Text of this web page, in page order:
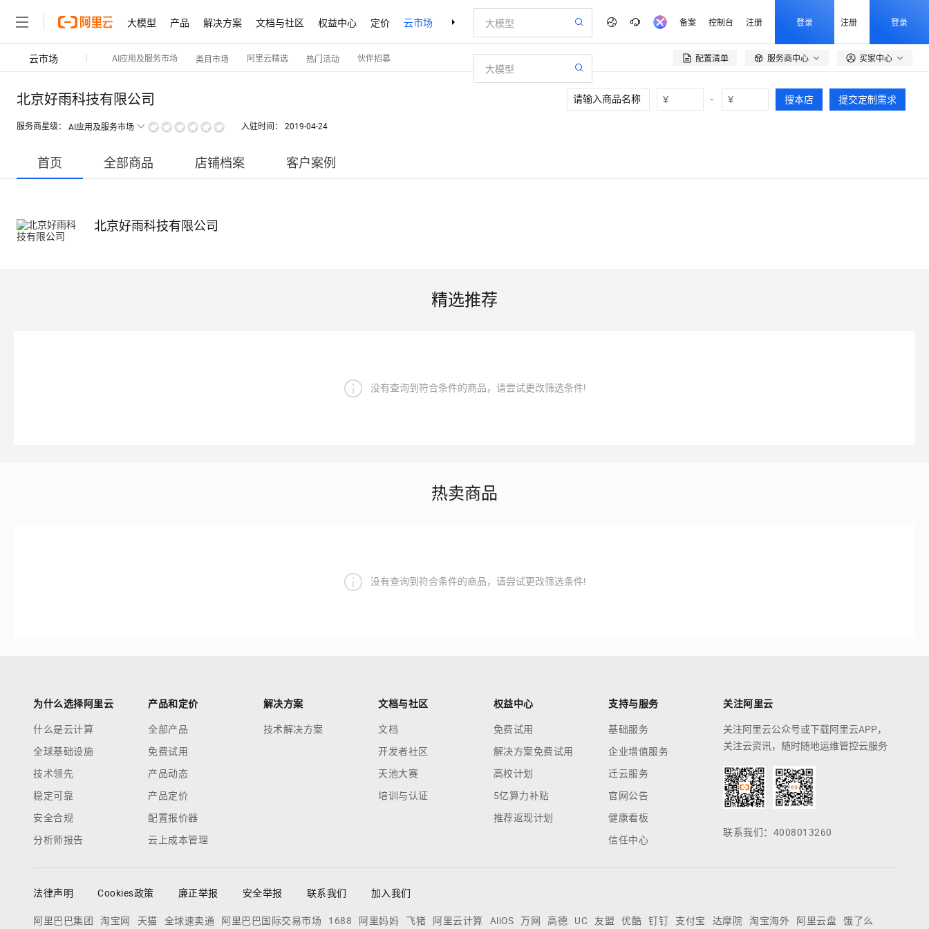
大模型 产品 解决方案 文档与社区 权益中心 定价 云市场 合作伙伴 支持与服务 了解阿里云 备案 控制台 注册 登录 注册 登录
云市场 AI应用及服务市场 类目市场 阿里云精选 热门活动 伙伴招募 配置清单  服务商中心 买家中心
北京好雨科技有限公司
服务商星级： AI应用及服务市场 入驻时间： 2019-04-24
¥ - ¥ 搜本店 提交定制需求
首页 全部商品 店铺档案 客户案例
北京好雨科技有限公司
精选推荐
没有查询到符合条件的商品，请尝试更改筛选条件!
热卖商品
没有查询到符合条件的商品，请尝试更改筛选条件!
为什么选择阿里云
什么是云计算
全球基础设施
技术领先
稳定可靠
安全合规
分析师报告
产品和定价
全部产品
免费试用
产品动态
产品定价
配置报价器
云上成本管理
解决方案
技术解决方案
文档与社区
文档
开发者社区
天池大赛
培训与认证
权益中心
免费试用
解决方案免费试用
高校计划
5亿算力补贴
推荐返现计划
支持与服务
基础服务
企业增值服务
迁云服务
官网公告
健康看板
信任中心
关注阿里云
关注阿里云公众号或下载阿里云APP，
关注云资讯，随时随地运维管控云服务
联系我们：4008013260
法律声明 Cookies政策 廉正举报 安全举报 联系我们 加入我们
阿里巴巴集团 淘宝网 天猫 全球速卖通 阿里巴巴国际交易市场 1688 阿里妈妈 飞猪 阿里云计算 AliOS 万网 高德 UC 友盟 优酷 钉钉 支付宝 达摩院 淘宝海外 阿里云盘 饿了么